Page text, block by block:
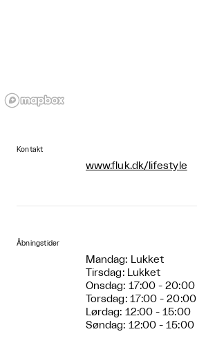
Kontakt
www.fluk.dk/lifestyle
Åbningstider
Mandag: Lukket
Tirsdag: Lukket
Onsdag: 17:00 - 20:00
Torsdag: 17:00 - 20:00
Lørdag: 12:00 - 15:00
Søndag: 12:00 - 15:00